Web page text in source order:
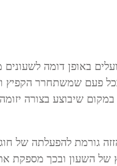
באופן דומה לשעונים
פעם שמשתחרר הקפיץ
שיבוצע בצורה
גורמת להפעלתה של
של השעון ובכך מספקת